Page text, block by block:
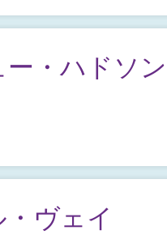
・ハドソン
ヴェイ